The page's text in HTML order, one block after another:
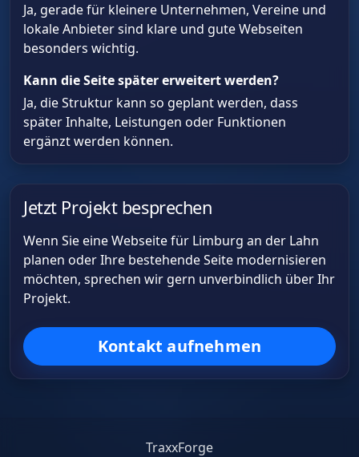
Ja, gerade für kleinere Unternehmen, Vereine und
lokale Anbieter sind klare und gute Webseiten
besonders wichtig.
Kann die Seite später erweitert werden?
Ja, die Struktur kann so geplant werden, dass
später Inhalte, Leistungen oder Funktionen
ergänzt werden können.
Jetzt Projekt besprechen
Wenn Sie eine Webseite für Limburg an der Lahn
planen oder Ihre bestehende Seite modernisieren
möchten, sprechen wir gern unverbindlich über Ihr
Projekt.
Kontakt aufnehmen
TraxxForge